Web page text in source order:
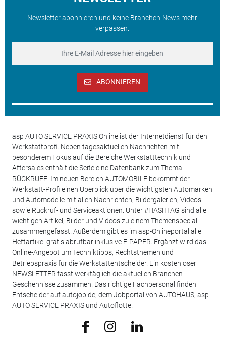
Newsletter abonnieren und keine Branchen-News mehr
verpassen.
ABONNIEREN
asp AUTO SERVICE PRAXIS Online ist der Internetdienst für den
Werkstattprofi. Neben tagesaktuellen Nachrichten mit
besonderem Fokus auf die Bereiche Werkstatttechnik und
Aftersales enthält die Seite eine Datenbank zum Thema
RÜCKRUFE. Im neuen Bereich AUTOMOBILE bekommt der
Werkstatt-Profi einen Überblick über die wichtigsten Automarken
und Automodelle mit allen Nachrichten, Bildergalerien, Videos
sowie Rückruf- und Serviceaktionen. Unter #HASHTAG sind alle
wichtigen Artikel, Bilder und Videos zu einem Themenspecial
zusammengefasst. Außerdem gibt es im asp-Onlineportal alle
Heftartikel gratis abrufbar inklusive E-PAPER. Ergänzt wird das
Online-Angebot um Techniktipps, Rechtsthemen und
Betriebspraxis für die Werkstattentscheider. Ein kostenloser
NEWSLETTER fasst werktäglich die aktuellen Branchen-
Geschehnisse zusammen. Das richtige Fachpersonal finden
Entscheider auf autojob.de, dem Jobportal von AUTOHAUS, asp
AUTO SERVICE PRAXIS und Autoflotte.